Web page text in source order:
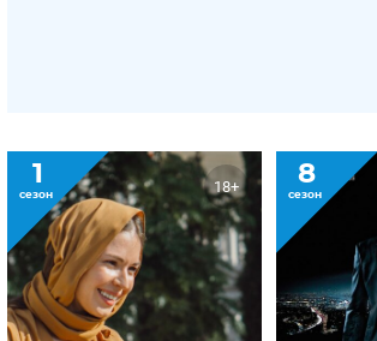
1
сезон 18+ 8
сезон